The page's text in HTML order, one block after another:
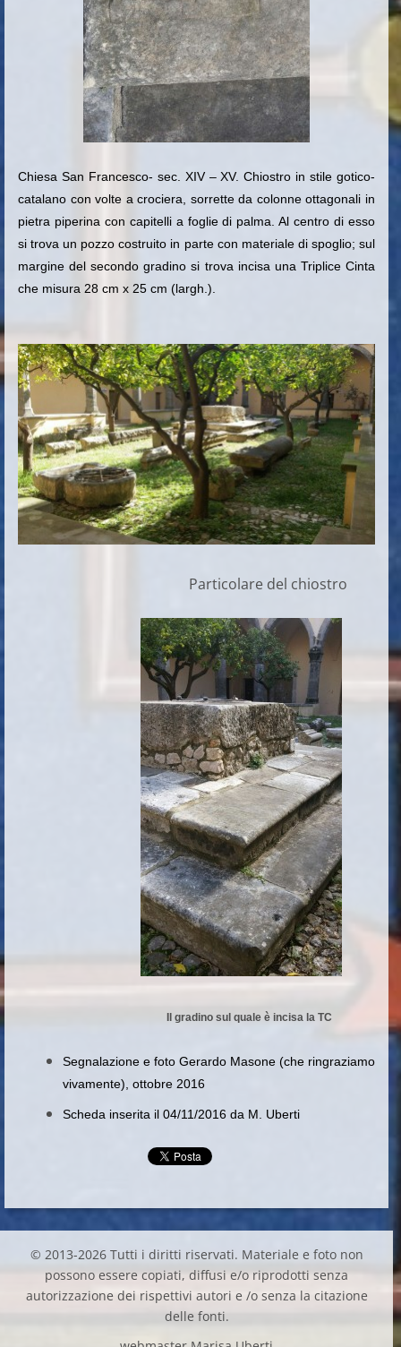
Chiesa San Francesco- sec. XIV – XV. Chiostro in stile gotico-
catalano con volte a crociera, sorrette da colonne ottagonali in
pietra piperina con capitelli a foglie di palma. Al centro di esso
si trova un pozzo costruito in parte con materiale di spoglio; sul
margine del secondo gradino si trova incisa una Triplice Cinta
che misura 28 cm x 25 cm (largh.).
Particolare del chiostro
Il gradino sul quale è incisa la TC
Segnalazione e foto Gerardo Masone (che ringraziamo
vivamente), ottobre 2016
Scheda inserita il 04/11/2016 da M. Uberti
© 2013-2026 Tutti i diritti riservati. Materiale e foto non
possono essere copiati, diffusi e/o riprodotti senza
autorizzazione dei rispettivi autori e /o senza la citazione
delle fonti.